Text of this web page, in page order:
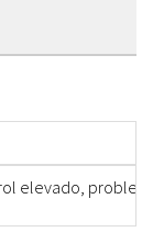
elevado,